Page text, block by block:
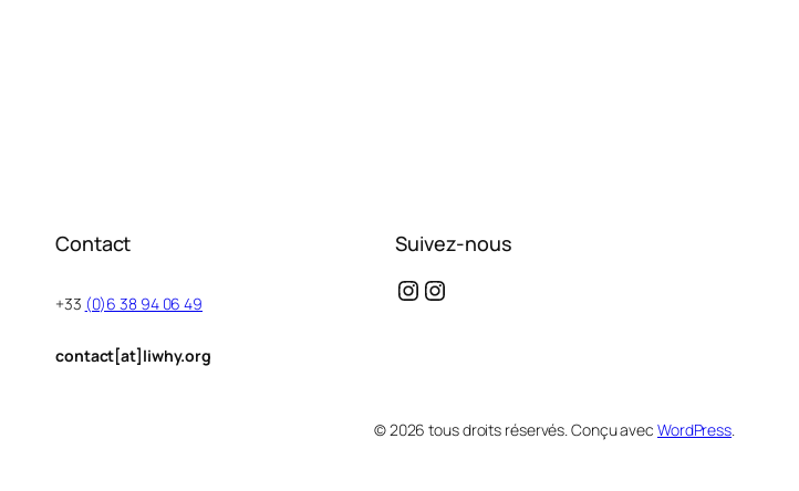
Contact
+33 (0)6 38 94 06 49
contact[at]liwhy.org
Suivez-nous
Instagram Instagram
© 2026 tous droits réservés. Conçu avec WordPress.